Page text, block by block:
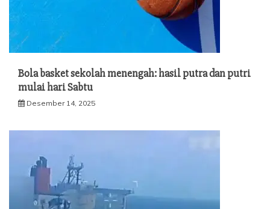
Bola basket sekolah menengah: hasil putra dan putri
mulai hari Sabtu
Desember 14, 2025